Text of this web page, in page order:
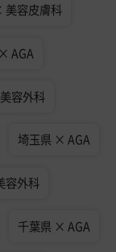
容皮膚科
AGA
容外科
埼玉県 × AGA
容外科
千葉県 × AGA